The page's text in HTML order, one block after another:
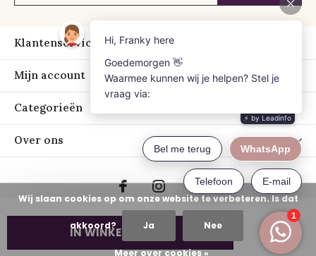
IN WINKELWAGEN
Klantenservice
Mijn account
Categorieën
Over ons
© Copyright2026- Just Franky
Wij slaan cookies op om onze website te verbeteren. Is dat
akkoord? Ja Nee
Meer over cookies »